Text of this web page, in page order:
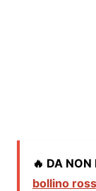
🔥 DA
bollino